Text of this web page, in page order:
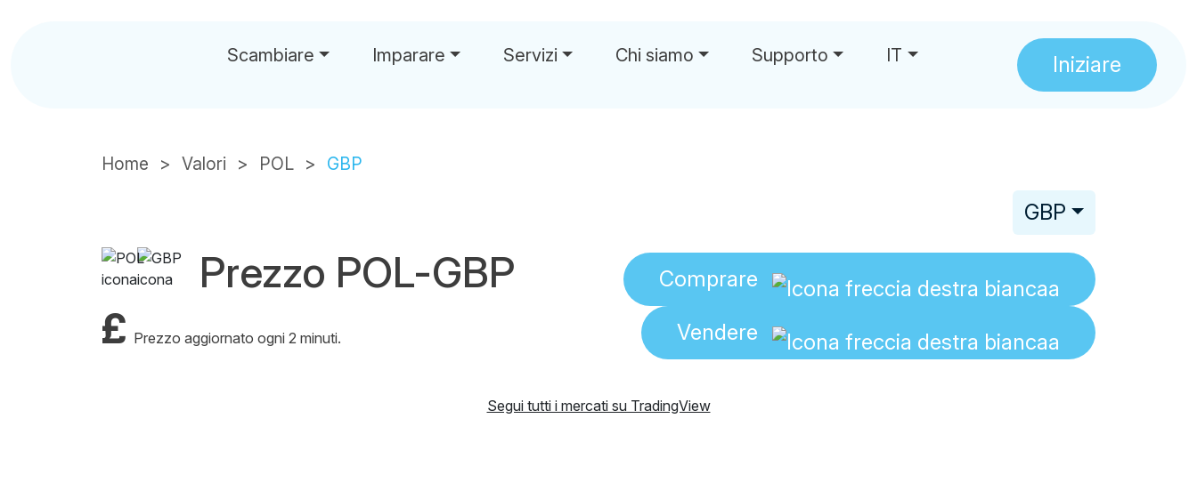
Scambiare Imparare Servizi Chi siamo Supporto IT Iniziare
Home Valori POL GBP
Prezzo POL-GBP
£ Prezzo aggiornato ogni 2 minuti.
GBP
Comprare
Vendere
Segui tutti i mercati su TradingView